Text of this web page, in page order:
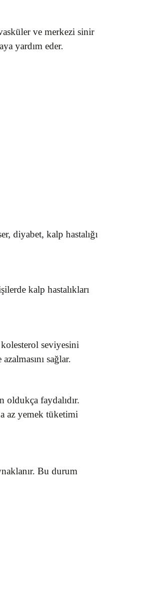
ve merkezi sinir
yardım eder.
diyabet, kalp hastalığı
kalp hastalıkları
seviyesini
sağlar.
oldukça faydalıdır.
az yemek tüketimi
Bu durum